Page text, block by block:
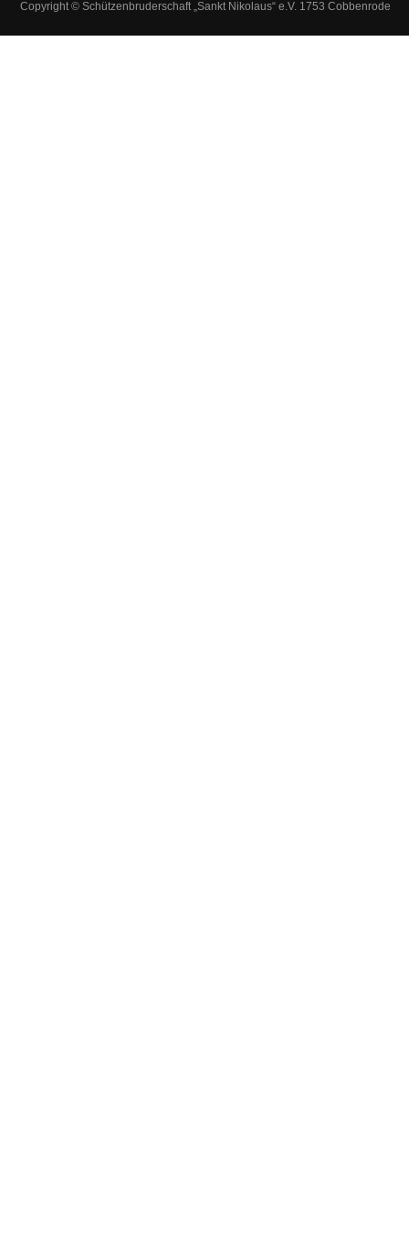
Copyright © Schützenbruderschaft „Sankt Nikolaus“ e.V. 1753 Cobbenrode